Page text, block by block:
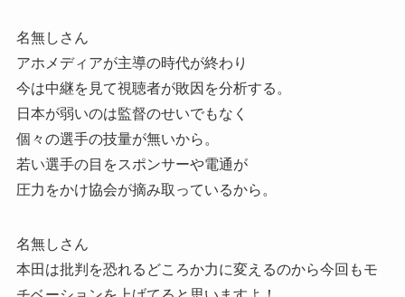
名無しさん
アホメディアが主導の時代が終わり
今は中継を見て視聴者が敗因を分析する。
日本が弱いのは監督のせいでもなく
個々の選手の技量が無いから。
若い選手の目をスポンサーや電通が
圧力をかけ協会が摘み取っているから。
名無しさん
本田は批判を恐れるどころか力に変えるのから今回もモ